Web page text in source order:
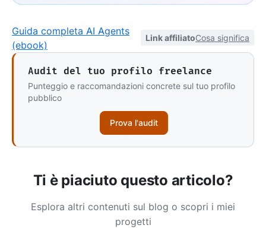
Guida completa AI Agents
(ebook)
Link affiliatoCosa significa
Audit del tuo profilo freelance
Punteggio e raccomandazioni concrete sul tuo profilo
pubblico
Prova l'audit
Ti è piaciuto questo articolo?
Esplora altri contenuti sul blog o scopri i miei
progetti